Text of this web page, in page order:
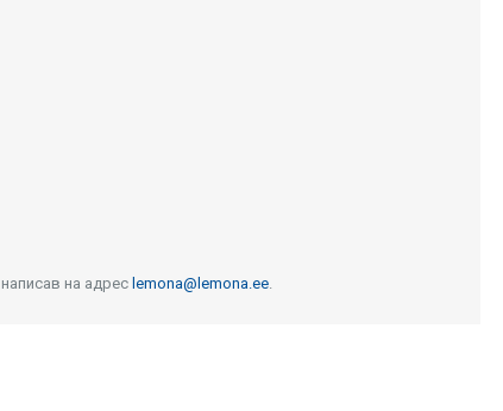
на адрес lemona@lemona.ee.